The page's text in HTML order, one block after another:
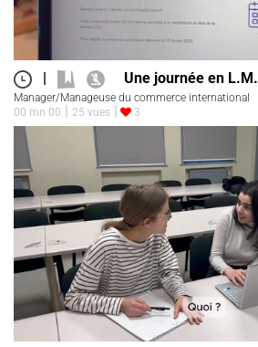
Une journée en L.M.I
Manager/Manageuse du commerce international
00 mn 00
25 vues 3